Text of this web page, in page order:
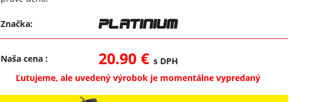
Značka:
Naša cena: 20.90 €s DPH
Ľutujeme, ale uvedený výrobok je momentálne vypredaný